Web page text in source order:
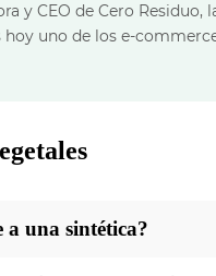
y CEO de Cero
uno de los e-
a una sintética?